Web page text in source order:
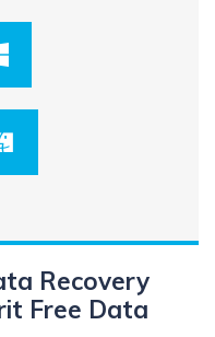
Recovery
Free Data